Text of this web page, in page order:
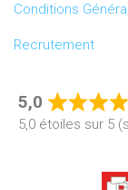
Conditions
Recrutement
5,0
5,0
of
5,0 étoiles sur 5